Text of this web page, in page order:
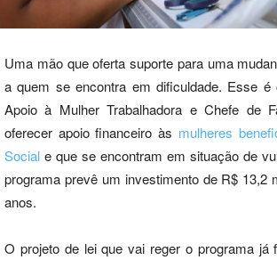
Uma mão que oferta suporte para uma
a quem se encontra em dificuldade. Esse é
Apoio à Mulher Trabalhadora e Chefe de
oferecer apoio financeiro às mulheres
Social e que se encontram em situação de
programa prevê um investimento de R$ 13,2
anos.
O projeto de lei que vai reger o programa já